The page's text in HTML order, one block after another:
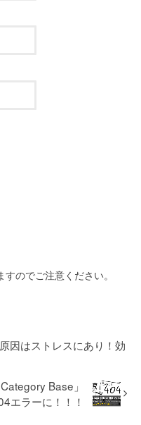
のでご注意ください。
因はストレスにあり！効
Base」
エラーに！！！